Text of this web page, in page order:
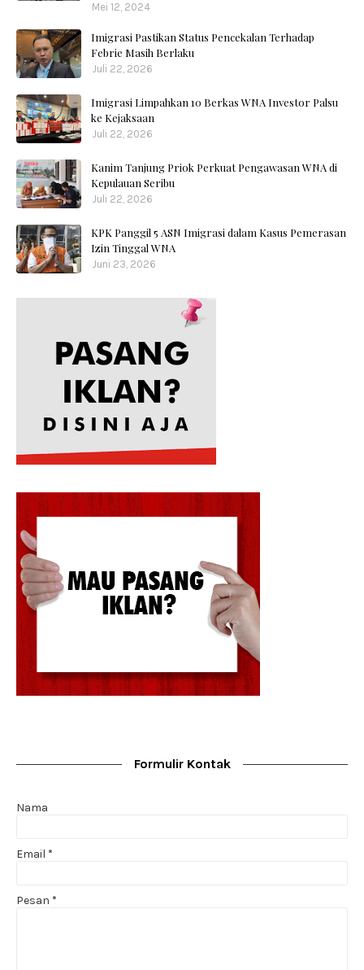
Mei 12, 2024
Imigrasi Pastikan Status Pencekalan Terhadap
Febrie Masih Berlaku
Juli 22, 2026
Imigrasi Limpahkan 10 Berkas WNA Investor Palsu
ke Kejaksaan
Juli 22, 2026
Kanim Tanjung Priok Perkuat Pengawasan WNA di
Kepulauan Seribu
Juli 22, 2026
KPK Panggil 5 ASN Imigrasi dalam Kasus Pemerasan
Izin Tinggal WNA
Juni 23, 2026
Formulir Kontak
Nama
Email *
Pesan *